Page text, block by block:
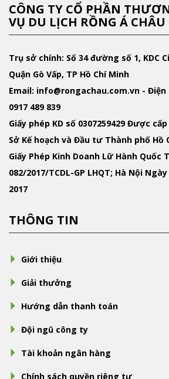
CÔNG TY CỔ PHẦN
VỤ DU LỊCH RỒNG Á
Trụ sở chính: Số 34 đường số 1, KDC
Quận Gò Vấp, TP Hồ Chí Minh
Email: info@rongachau.com.vn - Điện
0917 489 839
Giấy phép KD số 0307259429 Được
Sở Kế hoạch và Đầu tư Thành phố Hồ
Giấy Phép Kinh Doanh Lữ Hành Quốc
082/2017/TCDL-GP LHQT; Hà Nội
2017
THÔNG TIN
Giới thiệu
Giải thưởng
Hướng dẫn thanh toán
Đội ngũ công ty
Tài khoản ngân hàng
Chính sách quyền riêng tư